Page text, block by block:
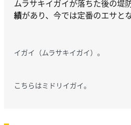
ムラサキイガイが落ちた後の堤
績があり、今では定番のエサと
イガイ（ムラサキイガイ）。
こちらはミドリイガイ。